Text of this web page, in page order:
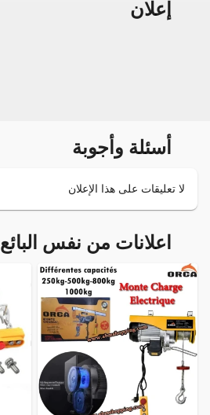
إعلان
أسئلة وأجوبة
لا تعليقات على هذا الإعلان
اعلانات من نفس البائع